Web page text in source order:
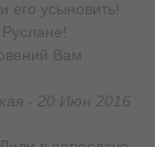
усыновить!
Вам
- 20 Июн 2016